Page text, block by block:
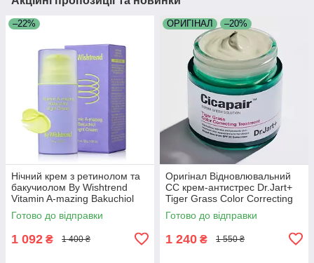
–22%
Нічний крем з ретинолом та
бакучиолом By Wishtrend
Vitamin A-mazing Bakuchiol
Night Cream 30 мл
Готово до відправки
1 092 ₴ 1 400 ₴
ОРИГІНАЛ –20%
Оригінал Відновлювальний
СС крем-антистрес Dr.Jart+
Tiger Grass Color Correcting
Treatment SPF20 50 мл
Готово до відправки
1 240 ₴ 1 550 ₴